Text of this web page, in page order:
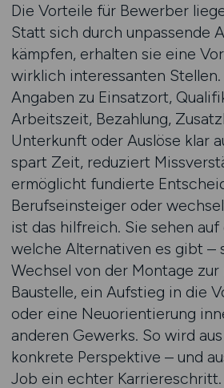
Die Vorteile für Bewerber
Statt sich durch unpassende
kämpfen, erhalten sie eine
wirklich interessanten
Angaben zu Einsatzort,
Arbeitszeit, Bezahlung,
Unterkunft oder Auslöse klar
spart Zeit, reduziert
ermöglicht fundierte
Berufseinsteiger oder
ist das hilfreich. Sie sehen auf
welche Alternativen es gibt –
Wechsel von der Montage zur
Baustelle, ein Aufstieg in die
oder eine Neuorientierung
anderen Gewerks. So wird
konkrete Perspektive – und
Job ein echter Karriereschritt.